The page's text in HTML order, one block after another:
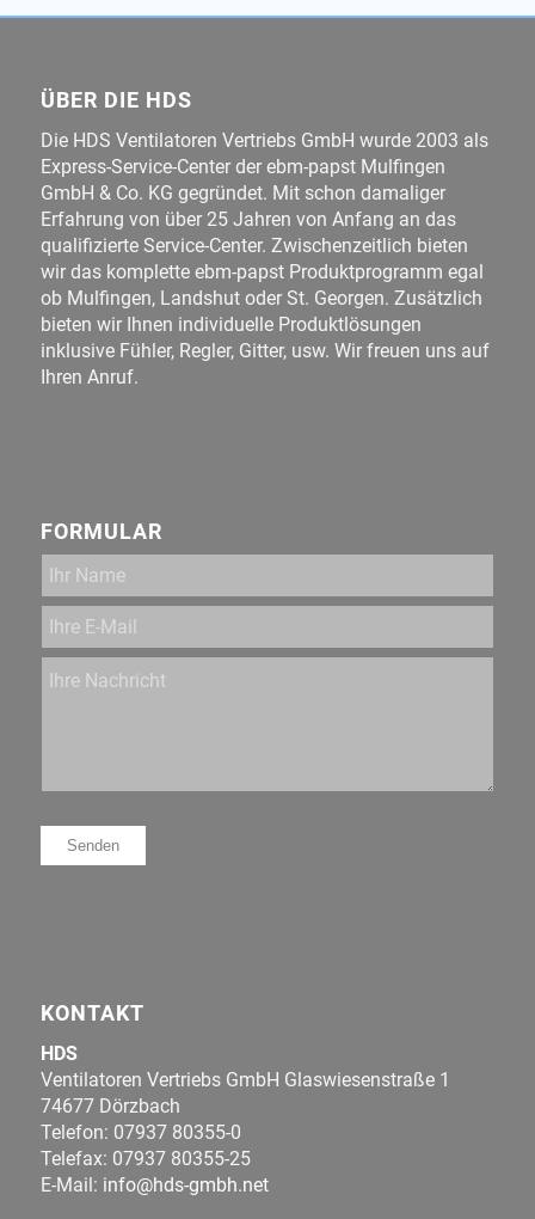
ÜBER DIE HDS
Die HDS Ventilatoren Vertriebs GmbH wurde 2003 als
Express-Service-Center der ebm-papst Mulfingen
GmbH & Co. KG gegründet. Mit schon damaliger
Erfahrung von über 25 Jahren von Anfang an das
qualifizierte Service-Center. Zwischenzeitlich bieten
wir das komplette ebm-papst Produktprogramm egal
ob Mulfingen, Landshut oder St. Georgen. Zusätzlich
bieten wir Ihnen individuelle Produktlösungen
inklusive Fühler, Regler, Gitter, usw. Wir freuen uns auf
Ihren Anruf.
FORMULAR
KONTAKT
HDS
Ventilatoren Vertriebs GmbH Glaswiesenstraße 1
74677 Dörzbach
Telefon: 07937 80355-0
Telefax: 07937 80355-25
E-Mail: info@hds-gmbh.net